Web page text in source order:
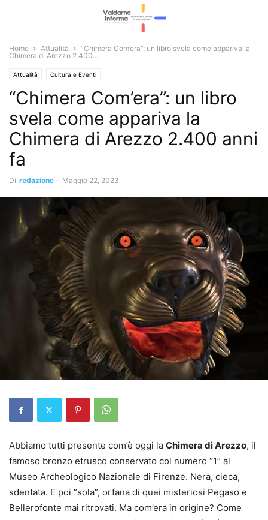
Home Attualità
“Chimera Com’era”: un libro svela come appariva la
Chimera di Arezzo 2.400...
Attualità Cultura e Eventi
“Chimera Com’era”: un libro
svela come appariva la
Chimera di Arezzo 2.400 anni
fa
Di redazione - Maggio 22, 2023
Abbiamo tutti presente com’è oggi la Chimera di Arezzo, il
famoso bronzo etrusco conservato col numero “1” al
Museo Archeologico Nazionale di Firenze. Nera, cieca,
sdentata. E poi “sola”, orfana di quei misteriosi Pegaso e
Bellerofonte mai ritrovati. Ma com’era in origine? Come